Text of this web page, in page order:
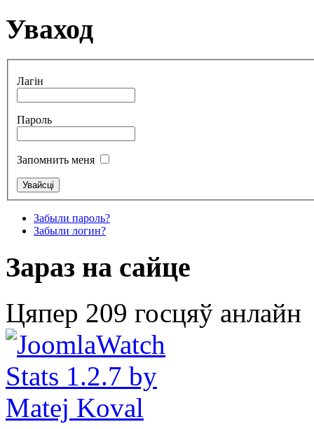
Уваход
Лагін
Пароль
Запомнить меня
Забыли пароль?
Забыли логин?
Зараз на сайце
Цяпер 209 госцяў анлайн